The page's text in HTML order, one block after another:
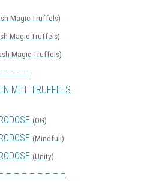
Magic Truffels)
Magic Truffels)
Magic Truffels)
– – –
MET TRUFFELS
(OG)
(Mindfuli)
(Unity)
– – – – – – – –